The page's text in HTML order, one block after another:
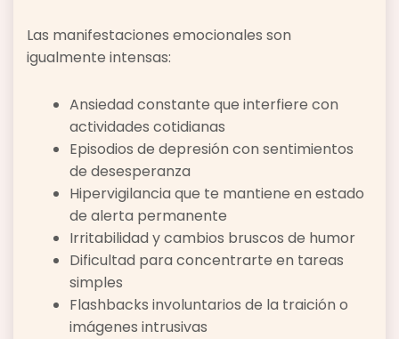
Las manifestaciones emocionales son
igualmente intensas:
Ansiedad constante que interfiere con
actividades cotidianas
Episodios de depresión con sentimientos
de desesperanza
Hipervigilancia que te mantiene en estado
de alerta permanente
Irritabilidad y cambios bruscos de humor
Dificultad para concentrarte en tareas
simples
Flashbacks involuntarios de la traición o
imágenes intrusivas